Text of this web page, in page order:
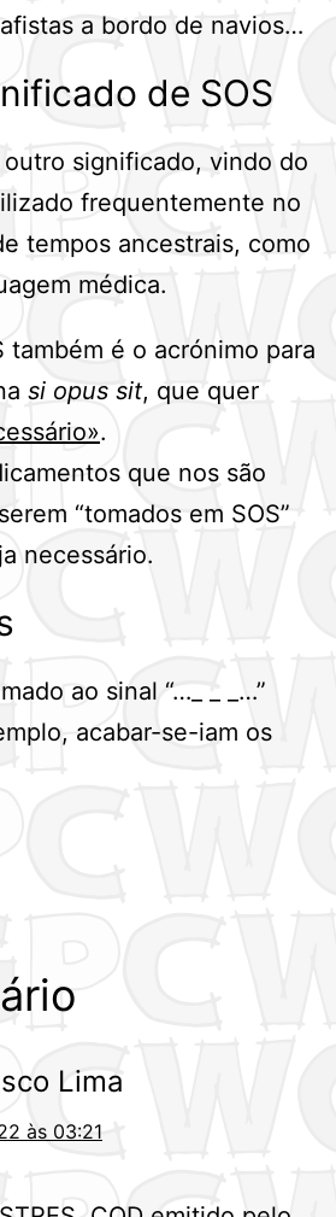
a bordo de navios…
de SOS
outro significado, vindo do
frequentemente no
tempos ancestrais, como
médica.
também é o acrónimo para
si opus sit, que quer
.
que nos são
“tomados em SOS”
necessário.
ao sinal “…_ _ _…”
acabar-se-iam os
Lima
às 03:21